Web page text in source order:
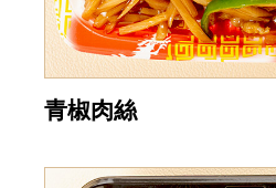
青椒肉絲